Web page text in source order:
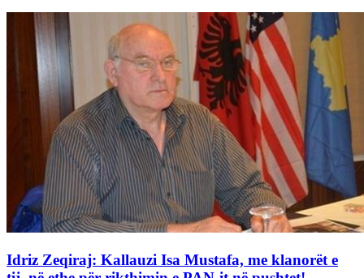
Idriz Zeqiraj: Kallauzi Isa Mustafa, me klanorët e